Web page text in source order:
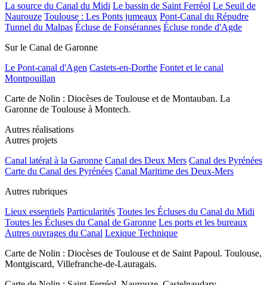
La source du Canal du Midi Le bassin de Saint Ferréol Le Seuil de
Naurouze Toulouse : Les Ponts jumeaux Pont-Canal du Répudre
Tunnel du Malpas Écluse de Fonsérannes Écluse ronde d'Agde
Sur le Canal de Garonne
Le Pont-canal d'Agen Castets-en-Dorthe Fontet et le canal
Montpouillan
Carte de Nolin : Diocèses de Toulouse et de Montauban. La
Garonne de Toulouse à Montech.
Autres réalisations
Autres projets
Canal latéral à la Garonne Canal des Deux Mers Canal des Pyrénées
Carte du Canal des Pyrénées Canal Maritime des Deux-Mers
Autres rubriques
Lieux essentiels Particularités Toutes les Écluses du Canal du Midi
Toutes les Écluses du Canal de Garonne Les ports et les bureaux
Autres ouvrages du Canal Lexique Technique
Carte de Nolin : Diocèses de Toulouse et de Saint Papoul. Toulouse,
Montgiscard, Villefranche-de-Lauragais.